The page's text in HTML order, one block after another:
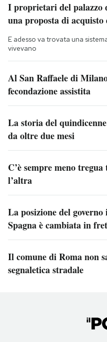
I proprietari del palazzo
una proposta di
E adesso va trovata una
vivevano
Al San Raffaele di
fecondazione assistita
La storia del
da oltre due mesi
C’è sempre meno
l’altra
La posizione del
Spagna è cambiata in
Il comune di Roma non
segnaletica stradale